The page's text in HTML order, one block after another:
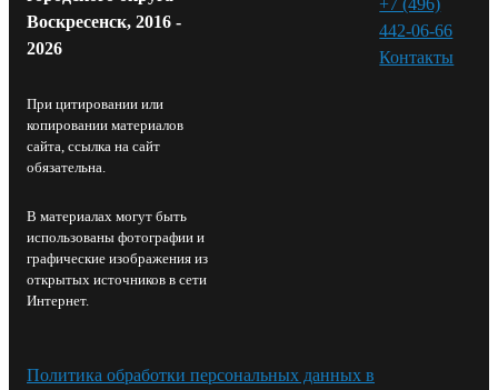
Воскресенск, 2016 -
2026
При цитировании или
копировании материалов
сайта, ссылка на сайт
обязательна.
В материалах могут быть
использованы фотографии и
графические изображения из
открытых источников в сети
Интернет.
442-06-66
Контакты⁠
Политика обработки персональных данных в